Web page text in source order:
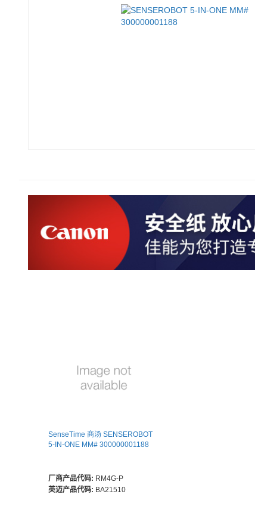
SenseTime 商汤 SENSEROBOT
5-IN-ONE MM# 300000001188
厂商产品代码: RM4G-P
英迈产品代码: BA21510